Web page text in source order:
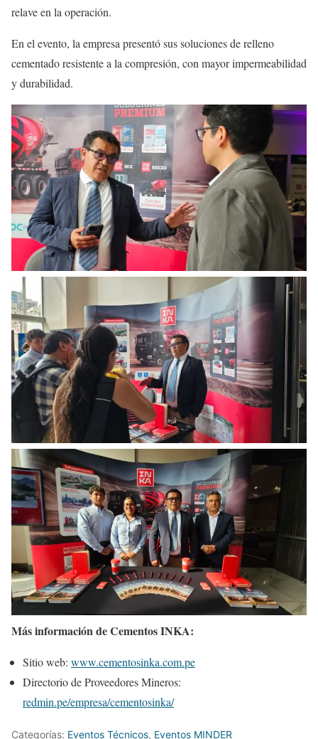
relave en la operación.
En el evento, la empresa presentó sus soluciones de relleno
cementado resistente a la compresión, con mayor impermeabilidad
y durabilidad.
Más información de Cementos INKA:
Sitio web: www.cementosinka.com.pe
Directorio de Proveedores Mineros:
redmin.pe/empresa/cementosinka/
Categorías: Eventos Técnicos, Eventos MINDER